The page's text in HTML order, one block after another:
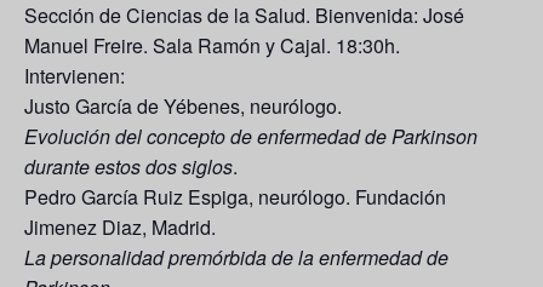
Sección de Ciencias de la Salud. Bienvenida: José
Manuel Freire. Sala Ramón y Cajal. 18:30h.
Intervienen:
Justo García de Yébenes, neurólogo.
Evolución del concepto de enfermedad de Parkinson
durante estos dos siglos.
Pedro García Ruiz Espiga, neurólogo. Fundación
Jimenez Diaz, Madrid.
La personalidad premórbida de la enfermedad de